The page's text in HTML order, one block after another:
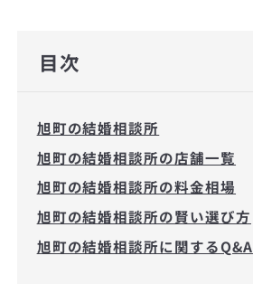
目次
旭町の結婚相談所
旭町の結婚相談所の店舗一覧
旭町の結婚相談所の料金相場
旭町の結婚相談所の賢い選び方
旭町の結婚相談所に関するQ&A